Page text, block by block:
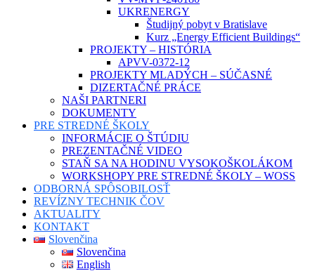
UKRENERGY
Študijný pobyt v Bratislave
Kurz „Energy Efficient Buildings“
PROJEKTY – HISTÓRIA
APVV-0372-12
PROJEKTY MLADÝCH – SÚČASNÉ
DIZERTAČNÉ PRÁCE
NAŠI PARTNERI
DOKUMENTY
PRE STREDNÉ ŠKOLY
INFORMÁCIE O ŠTÚDIU
PREZENTAČNÉ VIDEO
STAŇ SA NA HODINU VYSOKOŠKOLÁKOM
WORKSHOPY PRE STREDNÉ ŠKOLY – WOSS
ODBORNÁ SPÔSOBILOSŤ
REVÍZNY TECHNIK ČOV
AKTUALITY
KONTAKT
Slovenčina
Slovenčina
English